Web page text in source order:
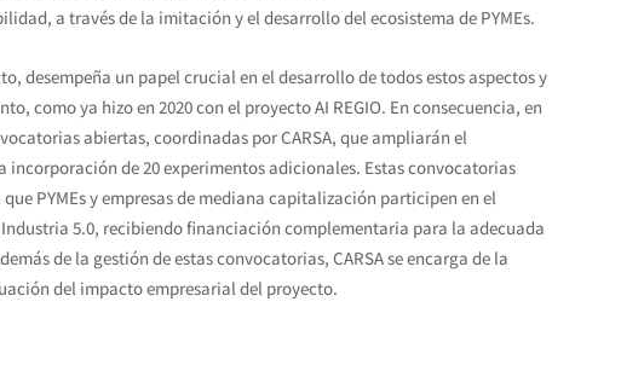
a través de la imitación y el desarrollo del ecosistema de PYMEs.
desempeña un papel crucial en el desarrollo de todos estos aspectos y
como ya hizo en 2020 con el proyecto AI REGIO. En consecuencia, en
abiertas, coordinadas por CARSA, que ampliarán el
incorporación de 20 experimentos adicionales. Estas convocatorias
PYMEs y empresas de mediana capitalización participen en el
5.0, recibiendo financiación complementaria para la adecuada
de la gestión de estas convocatorias, CARSA se encarga de la
del impacto empresarial del proyecto.